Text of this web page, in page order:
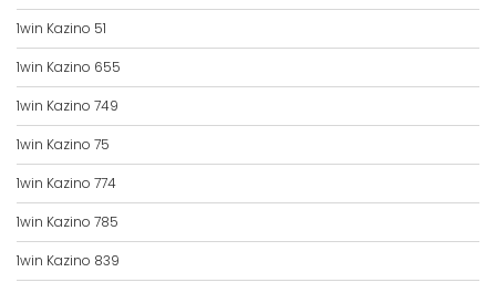
1win Kazino 51
1win Kazino 655
1win Kazino 749
1win Kazino 75
1win Kazino 774
1win Kazino 785
1win Kazino 839